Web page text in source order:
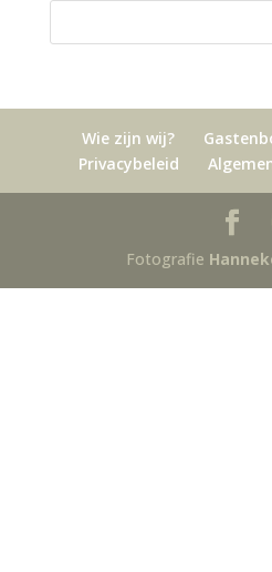
Wie zijn wij?
Privacybeleid
Fotografie